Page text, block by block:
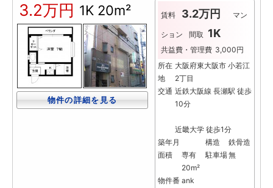
3.2万円 1K 20m²
物件の詳細を見る
賃料 3.2万円 マン
ション 間取 1K
共益費・管理費 3,000円
所在
地
大阪府東大阪市 小若江
2丁目
交通 近鉄大阪線 長瀬駅 徒歩
10分
近畿大学 徒歩1分
築年月
構造
鉄骨造
面積
専有
20m²
駐車場無
物件番 ank